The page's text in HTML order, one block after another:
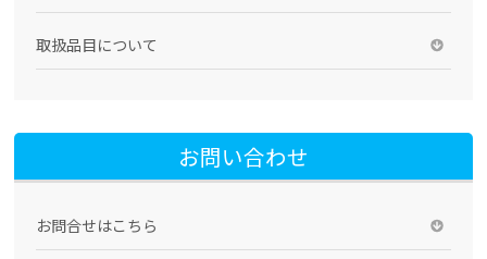
取扱品目について
お問い合わせ
お問合せはこちら